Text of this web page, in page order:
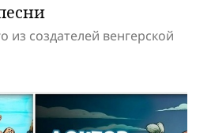
из создателей венгерской